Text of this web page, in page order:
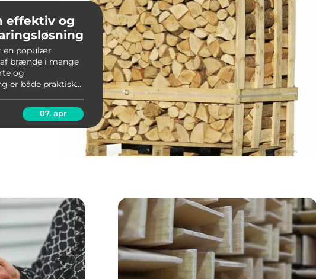
effektiv og
en populær
brænde i mange
og
er både praktisk
07. apr